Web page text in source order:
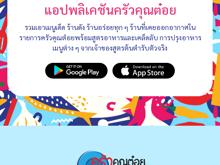
แอปพลิเคชันครัวคุณต๋อย
รวมเอาเมนูเด็ด ร้านดัง ร้านอร่อยทุก ๆ ร้านที่เคยออกอากาศใน
รายการครัวคุณต๋อยพร้อมสูตรอาหารและเคล็ดลับ การปรุงอาหาร
เมนูต่าง ๆ จากเจ้าของสูตรต้นตำรับตัวจริง